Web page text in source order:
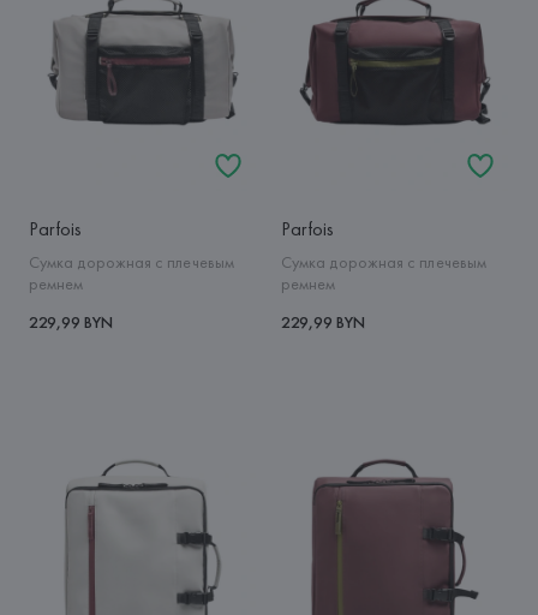
Parfois
Сумка дорожная с плечевым
ремнем
229,99 BYN
Parfois
Сумка дорожная с плечевым
ремнем
229,99 BYN